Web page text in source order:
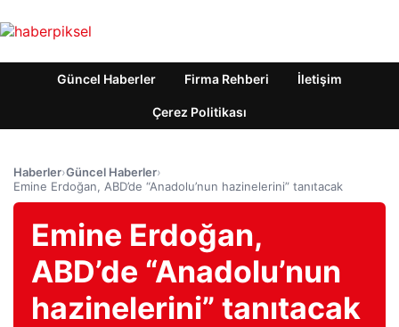
Güncel Haberler Firma Rehberi İletişim
Çerez Politikası
Haberler›Güncel Haberler›
Emine Erdoğan, ABD’de “Anadolu’nun hazinelerini” tanıtacak
Emine Erdoğan,
ABD’de “Anadolu’nun
hazinelerini” tanıtacak